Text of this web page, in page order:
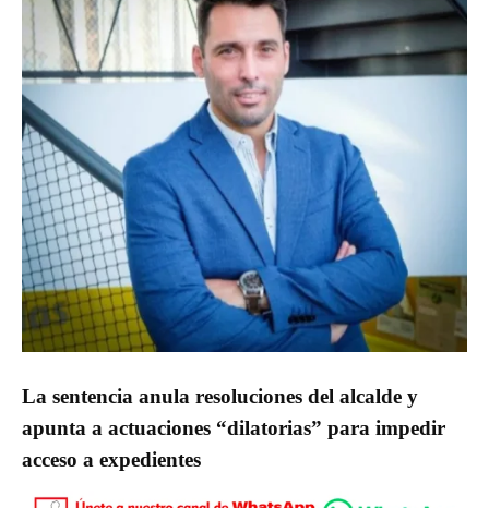
La sentencia anula resoluciones del alcalde y
apunta a actuaciones “dilatorias” para impedir
acceso a expedientes